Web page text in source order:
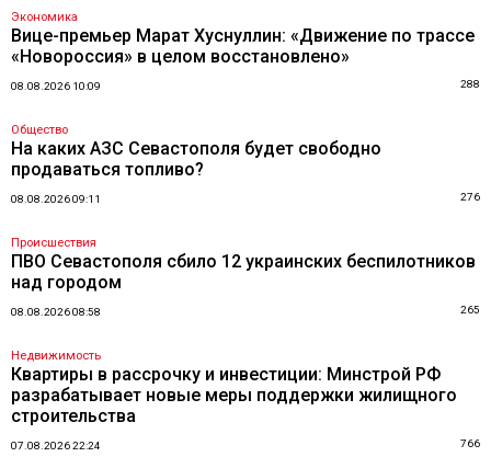
Экономика
Вице-премьер Марат Хуснуллин: «Движение по трассе
«Новороссия» в целом восстановлено»
08.08.2026 10:09 288
Общество
На каких АЗС Севастополя будет свободно
продаваться топливо?
08.08.2026 09:11 276
Происшествия
ПВО Севастополя сбило 12 украинских беспилотников
над городом
08.08.2026 08:58 265
Недвижимость
Квартиры в рассрочку и инвестиции: Минстрой РФ
разрабатывает новые меры поддержки жилищного
строительства
07.08.2026 22:24 766